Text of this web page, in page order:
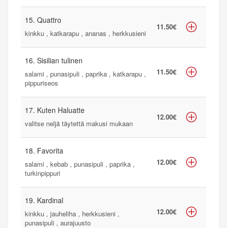
15. Quattro
kinkku , katkarapu , ananas , herkkusieni
11.50€
16. Sisilian tulinen
salami , punasipuli , paprika , katkarapu ,
pippuriseos
11.50€
17. Kuten Haluatte
valitse neljä täytettä makusi mukaan
12.00€
18. Favorita
salami , kebab , punasipuli , paprika ,
turkinpippuri
12.00€
19. Kardinal
kinkku , jauheliha , herkkusieni ,
punasipuli , aurajuusto
12.00€